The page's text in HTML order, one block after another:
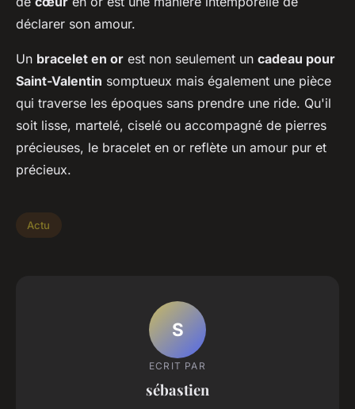
déclarer son amour.
Un bracelet en or est non seulement un cadeau pour
Saint-Valentin somptueux mais également une pièce
qui traverse les époques sans prendre une ride. Qu'il
soit lisse, martelé, ciselé ou accompagné de pierres
précieuses, le bracelet en or reflète un amour pur et
précieux.
Actu
S
ECRIT PAR
sébastien